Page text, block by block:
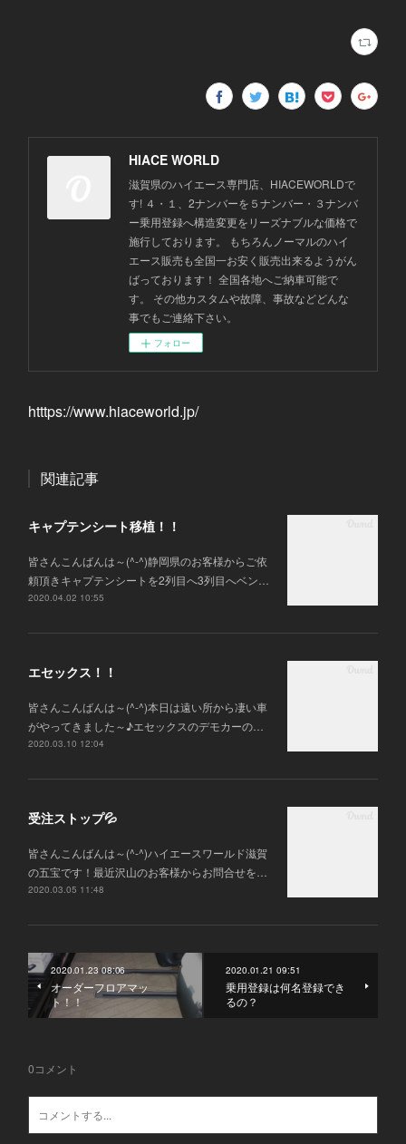
HIACE WORLD
滋賀県のハイエース専門店、HIACEWORLDで
す! ４・１、2ナンバーを５ナンバー・３ナンバ
ー乗用登録へ構造変更をリーズナブルな価格で
施行しております。 もちろんノーマルのハイ
エース販売も全国一お安く販売出来るようがん
ばっております！ 全国各地へご納車可能で
す。 その他カスタムや故障、事故などどんな
事でもご連絡下さい。
フォロー
htttps://www.hiaceworld.jp/
関連記事
キャプテンシート移植！！
皆さんこんばんは～(^-^)静岡県のお客様からご依
頼頂きキャプテンシートを2列目へ3列目へベン…
2020.04.02 10:55
エセックス！！
皆さんこんばんは～(^-^)本日は遠い所から凄い車
がやってきました～♪エセックスのデモカーの…
2020.03.10 12:04
受注ストップ💦
皆さんこんばんは～(^-^)ハイエースワールド滋賀
の五宝です！最近沢山のお客様からお問合せを…
2020.03.05 11:48
2020.01.23 08:06
オーダーフロアマッ
ト！！
2020.01.21 09:51
乗用登録は何名登録でき
るの？
0コメント